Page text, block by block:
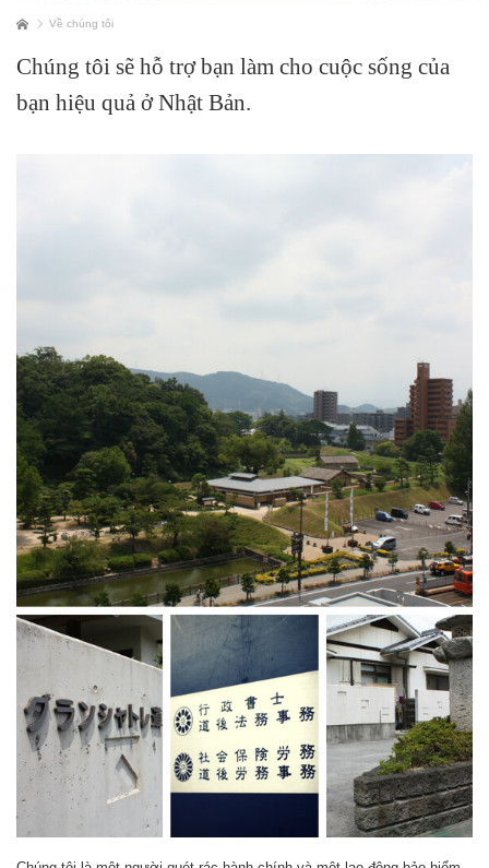
ホーム Về chúng tôi
Chúng tôi sẽ hỗ trợ bạn làm cho cuộc sống của
bạn hiệu quả ở Nhật Bản.